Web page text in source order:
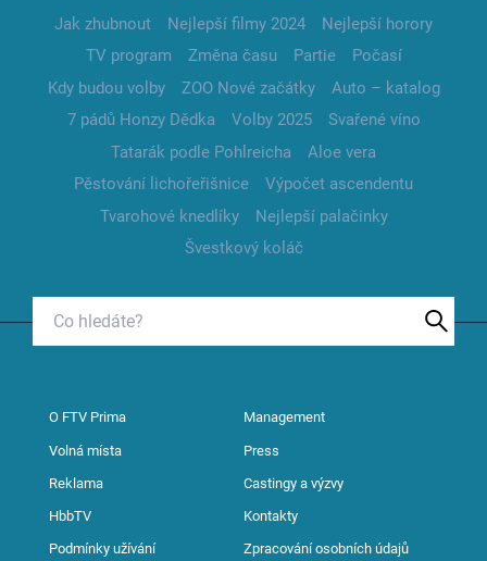
Jak zhubnout Nejlepší filmy 2024
Nejlepší horory
TV program
Změna času Partie
Počasí
Kdy budou volby
ZOO Nové začátky
Auto – katalog
7 pádů Honzy Dědka
Volby 2025
Svařené víno
Tatarák podle Pohlreicha
Aloe vera
Pěstování lichořeřišnice
Výpočet ascendentu
Tvarohové knedlíky
Nejlepší palačinky
Švestkový koláč
O FTV Prima Management
Volná místa Press
Reklama Castingy a výzvy
HbbTV Kontakty
Podmínky užívání Zpracování osobních údajů